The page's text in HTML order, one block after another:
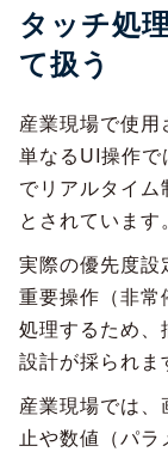
タッチ処
て扱う
産業現場で使
単なるUI操作で
でリアルタイ
とされています。
実際の優先度設
重要操作（非常
処理するため、
設計が採られま
産業現場では
止や数値（パラ